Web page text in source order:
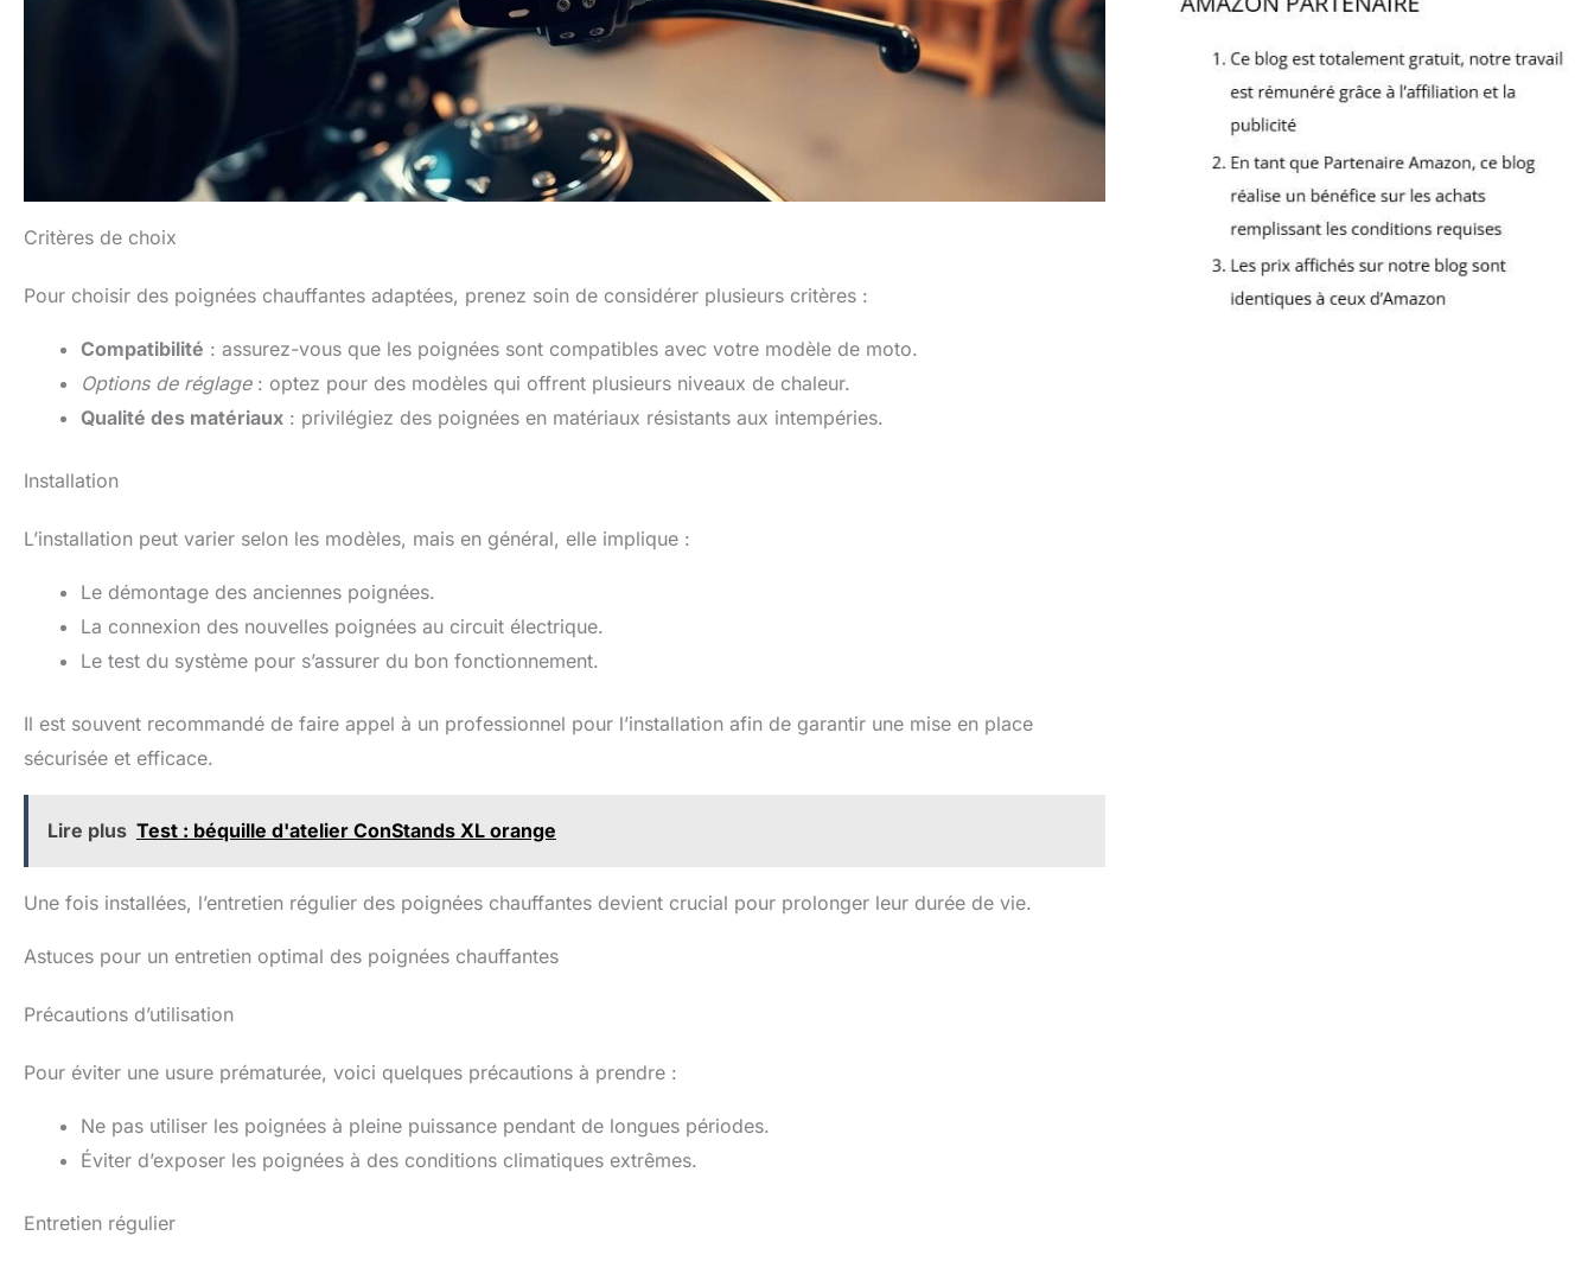
Critères de choix
Pour choisir des poignées chauffantes adaptées, prenez soin de considérer plusieurs critères :
Compatibilité : assurez-vous que les poignées sont compatibles avec votre modèle de moto.
Options de réglage: optez pour des modèles qui offrent plusieurs niveaux de chaleur.
Qualité des matériaux : privilégiez des poignées en matériaux résistants aux intempéries.
Installation
L’installation peut varier selon les modèles, mais en général, elle implique :
Le démontage des anciennes poignées.
La connexion des nouvelles poignées au circuit électrique.
Le test du système pour s’assurer du bon fonctionnement.
Il est souvent recommandé de faire appel à un professionnel pour l’installation afin de garantir une mise en place
sécurisée et efficace.
Lire plus Test : béquille d'atelier ConStands XL orange
Une fois installées, l’entretien régulier des poignées chauffantes devient crucial pour prolonger leur durée de vie.
Astuces pour un entretien optimal des poignées chauffantes
Précautions d’utilisation
Pour éviter une usure prématurée, voici quelques précautions à prendre :
Ne pas utiliser les poignées à pleine puissance pendant de longues périodes.
Éviter d’exposer les poignées à des conditions climatiques extrêmes.
Entretien régulier